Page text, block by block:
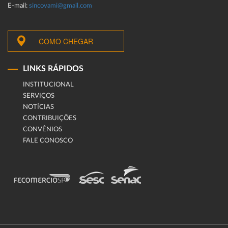
E-mail: sincovami@gmail.com
COMO CHEGAR
LINKS RÁPIDOS
INSTITUCIONAL
SERVIÇOS
NOTÍCIAS
CONTRIBUIÇÕES
CONVÊNIOS
FALE CONOSCO